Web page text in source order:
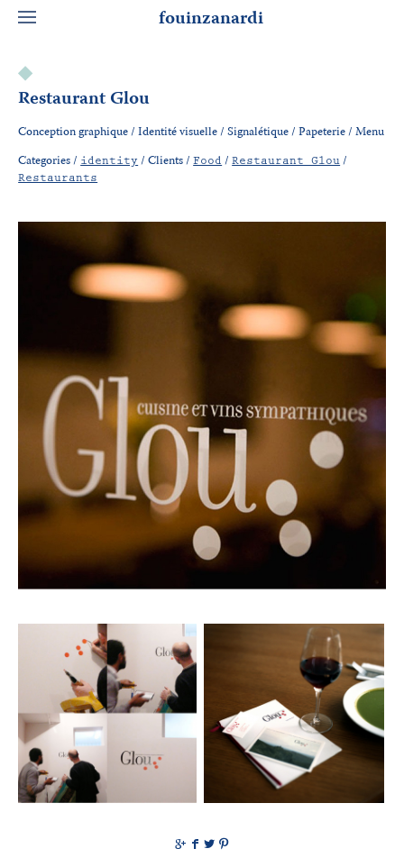
fouinzanardi
Restaurant Glou
Conception graphique / Identité visuelle / Signalétique / Papeterie / Menu
Categories /identity/Clients /Food/Restaurant Glou/
Restaurants
g f t p